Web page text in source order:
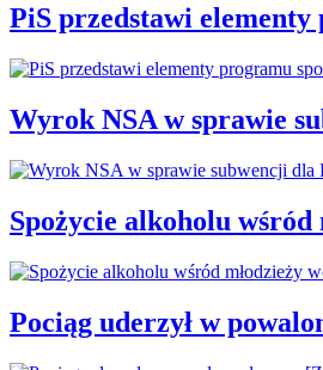
PiS przedstawi elementy
Wyrok NSA w sprawie
Spożycie alkoholu
Pociąg uderzył w